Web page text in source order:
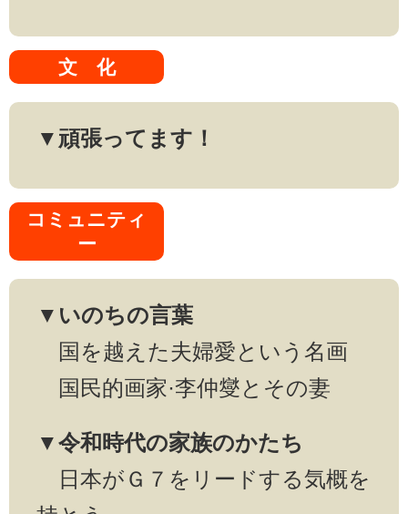
文 化
▼頑張ってます！
コミュニティ
ー
▼いのちの言葉
国を越えた夫婦愛という名画
国民的画家·李仲燮とその妻
▼令和時代の家族のかたち
日本がＧ７をリードする気概を